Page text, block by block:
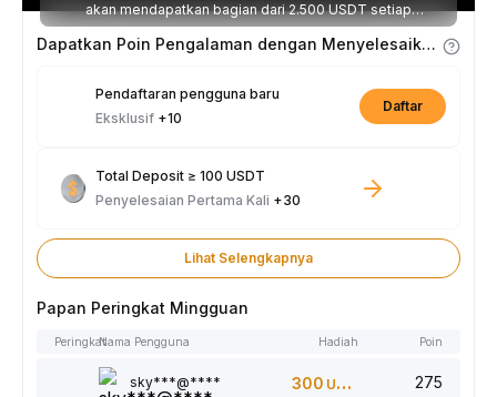
akan mendapatkan bagian dari 2.500 USDT setiap
minggunya.
Dapatkan Poin Pengalaman dengan Menyelesaikan Tugas
Pendaftaran pengguna baru
Eksklusif +10
Daftar
Total Deposit ≥ 100 USDT
Penyelesaian Pertama Kali +30
Lihat Selengkapnya
Papan Peringkat Mingguan
PeringkatNama Pengguna Hadiah Poin
sky***@**** 300 USDT 275